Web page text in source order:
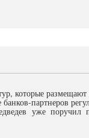
которые
партнеров
уже поручил